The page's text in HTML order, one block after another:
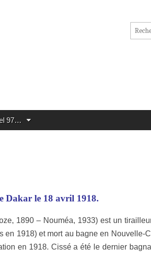
97…
Dakar le 18 avril 1918.
1890 – Nouméa, 1933) est un
en 1918) et mort au bagne en Nouvelle-
en 1918. Cissé a été le dernier